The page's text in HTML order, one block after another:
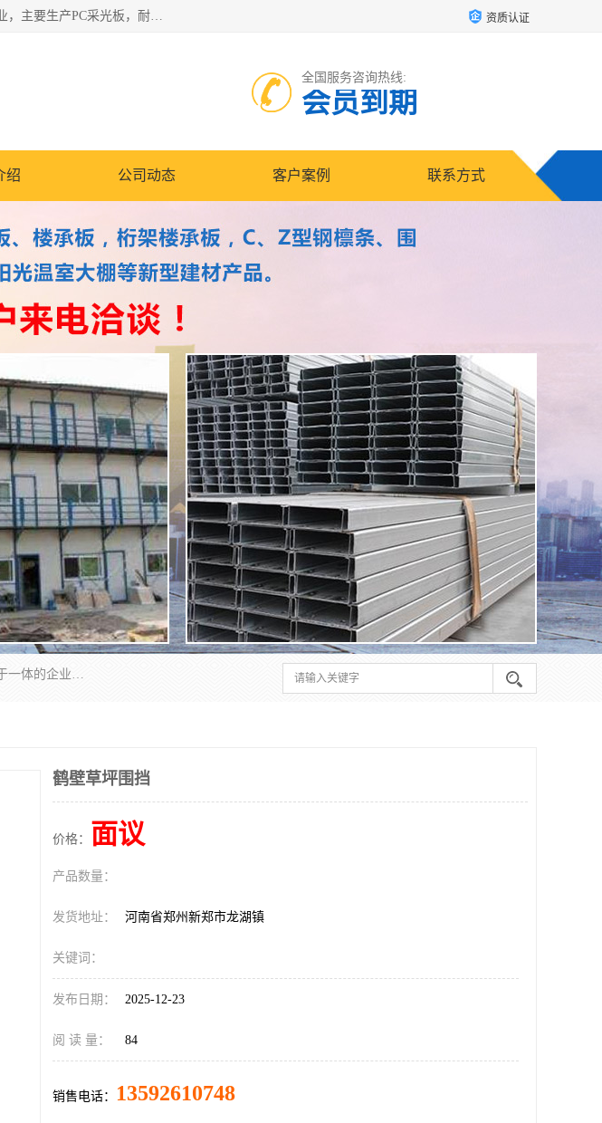
郑州鑫纵建材有限公司供应阳光板，彩钢板，彩钢钢构工程是一家集生产销售租赁安装于一体的企业，主要生产PC采光板，耐力板，仿古琉璃采光板，岩棉板、彩钢压型板、镀锌压型板、桁架楼承板，C、Z型钢檩条、围挡板、轻钢结构，阳光温室大棚等新型建材产品。公司旗下有多台移动式高空压瓦机租赁，承接全国各地业务，专业对外租赁各种型号压瓦机。 资质认证
全国服务咨询热线:
会员到期
绍 公司动态 客户案例 联系方式
郑州鑫纵建材有限公司供应阳光板，彩钢板，彩钢钢构工程是一家集生产销售租赁安装于一体的企业，主要生产PC采光板，耐力板，仿古琉璃采光板，岩棉板、彩钢压型板、镀锌压型板、桁架楼承板，C、Z型钢檩条、围挡板、轻钢结构，阳光温室大棚等新型建材产品。公司旗下有多台移动式高空压瓦机租赁，承接全国各地业务，专业对外租赁各种型号压瓦机。
鹤壁草坪围挡
价格： 面议
产品数量：
发货地址： 河南省郑州新郑市龙湖镇
关键词：
发布日期： 2025-12-23
阅 读 量： 84
销售电话： 13592610748